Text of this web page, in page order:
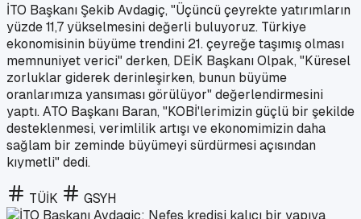
İTO Başkanı Şekib Avdagiç, "Üçüncü çeyrekte yatırımların
yüzde 11,7 yükselmesini değerli buluyoruz. Türkiye
ekonomisinin büyüme trendini 21. çeyreğe taşımış olması
memnuniyet verici" derken, DEİK Başkanı Olpak, "Küresel
zorluklar giderek derinleşirken, bunun büyüme
oranlarımıza yansıması görülüyor" değerlendirmesini
yaptı. ATO Başkanı Baran, "KOBİ'lerimizin güçlü bir şekilde
desteklenmesi, verimlilik artışı ve ekonomimizin daha
sağlam bir zeminde büyümeyi sürdürmesi açısından
kıymetli" dedi.
TÜİK GSYH